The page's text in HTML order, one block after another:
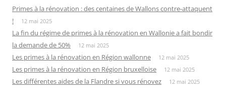
Primes à la rénovation : des centaines de Wallons contre-attaquent
!
12 mai 2025
La fin du régime de primes à la rénovation en Wallonie a fait bondir
la demande de 50%
12 mai 2025
Les primes à la rénovation en Région wallonne 12 mai 2025
Les primes à la rénovation en Région bruxelloise 12 mai 2025
Les différentes aides de la Flandre si vous rénovez 12 mai 2025